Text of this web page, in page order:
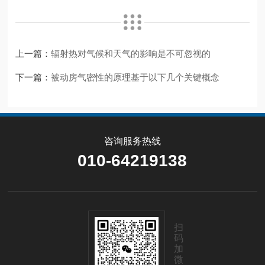
上一篇：辐射热对气候和天气的影响是不可忽视的
下一篇：被动房气密性的原理基于以下几个关键概念
咨询服务热线
010-64219138
扫
码
加
微